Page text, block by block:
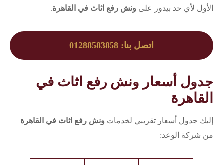
الأول لأي حد بيدور على ونش رفع اثاث في القاهرة.
اتصل بنا: 01288583858
جدول أسعار ونش رفع اثاث في
القاهرة
إليك جدول أسعار تقريبي لخدمات ونش رفع اثاث في القاهرة
من شركة الوعد: